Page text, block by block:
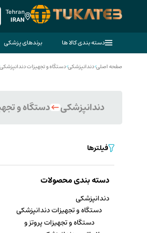
Tehran
IRAN
دسته بندی کالا ها برندهای پزشکی
صفحه اصلی>دندانپزشکی>دستگاه و تجهیزات دندانپزشکی
دندانپزشکی دستگاه و
فیلترها
دسته بندی محصولات
دندانپزشکی
دستگاه و تجهیزات دندانپزشکی
دستگاه و تجهیزات پروتز و